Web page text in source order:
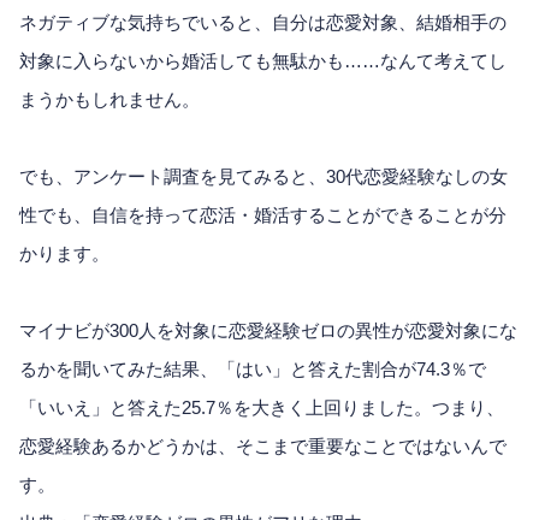
ネガティブな気持ちでいると、自分は恋愛対象、結婚相手の
対象に入らないから婚活しても無駄かも……なんて考えてし
まうかもしれません。
でも、アンケート調査を見てみると、30代恋愛経験なしの女
性でも、自信を持って恋活・婚活することができることが分
かります。
マイナビが300人を対象に恋愛経験ゼロの異性が恋愛対象にな
るかを聞いてみた結果、「はい」と答えた割合が74.3％で
「いいえ」と答えた25.7％を大きく上回りました。つまり、
恋愛経験あるかどうかは、そこまで重要なことではないんで
す。